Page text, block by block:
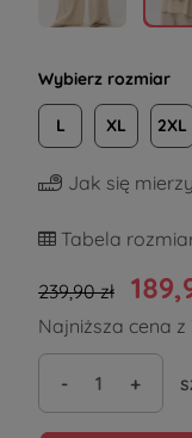
Wybierz rozmiar
L XL 2XL
Jak się
Tabela
239,90 zł
Najniższa cena
- +